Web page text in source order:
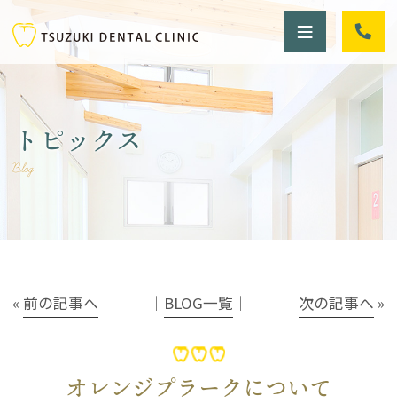
トピックス
Blog
« 前の記事へ │ BLOG一覧 │ 次の記事へ »
オレンジプラークについて